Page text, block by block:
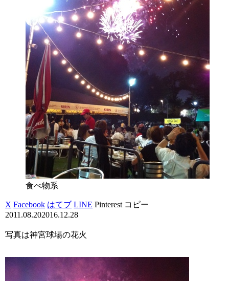
食べ物系
X Facebook はてブ LINE Pinterest コピー
2011.08.202016.12.28
写真は神宮球場の花火